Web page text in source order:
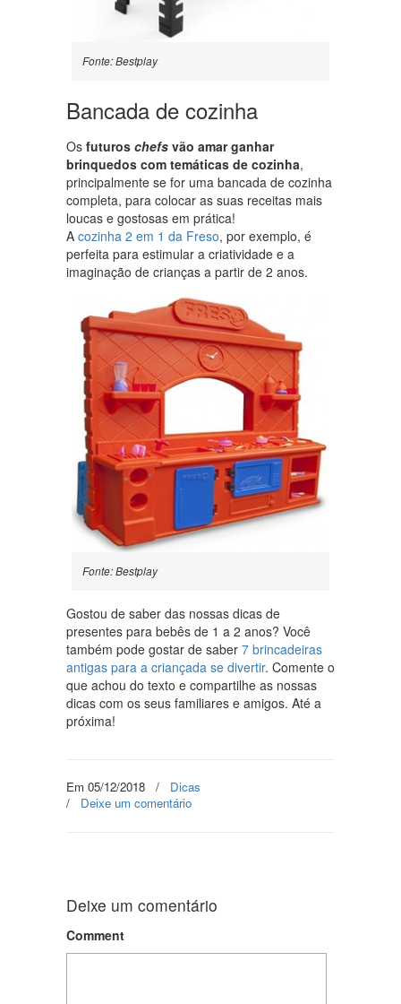
Fonte: Bestplay
Bancada de cozinha
Os futuros chefs vão amar ganhar
brinquedos com temáticas de cozinha,
principalmente se for uma bancada de cozinha
completa, para colocar as suas receitas mais
loucas e gostosas em prática!
A cozinha 2 em 1 da Freso, por exemplo, é
perfeita para estimular a criatividade e a
imaginação de crianças a partir de 2 anos.
Fonte: Bestplay
Gostou de saber das nossas dicas de
presentes para bebês de 1 a 2 anos? Você
também pode gostar de saber 7 brincadeiras
antigas para a criançada se divertir. Comente o
que achou do texto e compartilhe as nossas
dicas com os seus familiares e amigos. Até a
próxima!
Em 05/12/2018 /
Dicas
/ Deixe um comentário
Deixe um comentário
Comment